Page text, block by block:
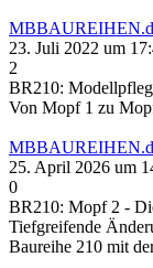
23. Juli 2022 um
2
BR210:
Von Mopf 1 zu
25. April 2026 um
0
BR210: Mopf 2 -
Tiefgreifende
Baureihe 210 mit